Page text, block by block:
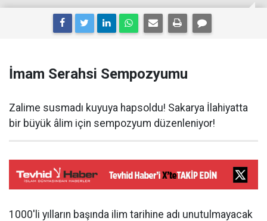
İmam Serahsi Sempozyumu
Zalime susmadı kuyuya hapsoldu! Sakarya İlahiyatta
bir büyük âlim için sempozyum düzenleniyor!
1000'li yılların başında ilim tarihine adı unutulmayacak